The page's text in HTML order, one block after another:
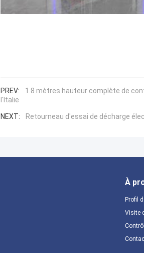
PREV:
1.8 mètres hauteur complète de
l'Italie
NEXT: Retourneau d'essai de décharge
À
Profil
Visite